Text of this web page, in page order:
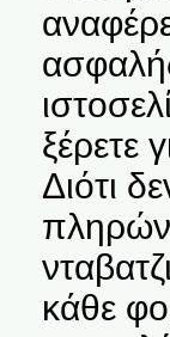
ξέρετε
Διότι
κάθε